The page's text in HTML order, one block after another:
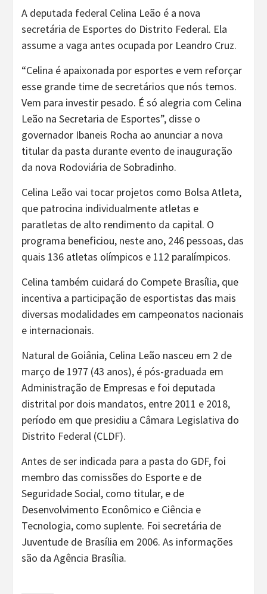
A deputada federal Celina Leão é a nova
secretária de Esportes do Distrito Federal. Ela
assume a vaga antes ocupada por Leandro Cruz.
“Celina é apaixonada por esportes e vem reforçar
esse grande time de secretários que nós temos.
Vem para investir pesado. É só alegria com Celina
Leão na Secretaria de Esportes”, disse o
governador Ibaneis Rocha ao anunciar a nova
titular da pasta durante evento de inauguração
da nova Rodoviária de Sobradinho.
Celina Leão vai tocar projetos como Bolsa Atleta,
que patrocina individualmente atletas e
paratletas de alto rendimento da capital. O
programa beneficiou, neste ano, 246 pessoas, das
quais 136 atletas olímpicos e 112 paralímpicos.
Celina também cuidará do Compete Brasília, que
incentiva a participação de esportistas das mais
diversas modalidades em campeonatos nacionais
e internacionais.
Natural de Goiânia, Celina Leão nasceu em 2 de
março de 1977 (43 anos), é pós-graduada em
Administração de Empresas e foi deputada
distrital por dois mandatos, entre 2011 e 2018,
período em que presidiu a Câmara Legislativa do
Distrito Federal (CLDF).
Antes de ser indicada para a pasta do GDF, foi
membro das comissões do Esporte e de
Seguridade Social, como titular, e de
Desenvolvimento Econômico e Ciência e
Tecnologia, como suplente. Foi secretária de
Juventude de Brasília em 2006. As informações
são da Agência Brasília.